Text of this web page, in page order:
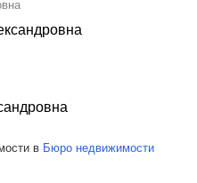
в Бюро недвижимости